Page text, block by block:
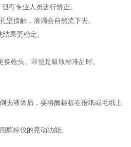
有专业人员进行矫正。
壁接触，液滴会自然流下去。
果更稳定。
枪头。即使是吸取标准品时。
去液体后，要将酶标板在报纸或毛纸上
酶标仪的晃动功能。